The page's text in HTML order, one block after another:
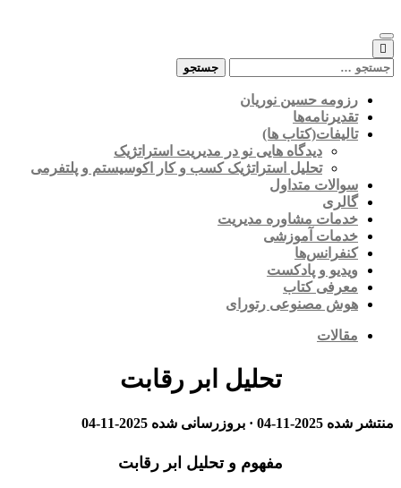
to
content
جستجو
رزومه حسین نوریان
تقدیرنامه‌ها
تالیفات(کتاب ها)
دیدگاه هایی نو در مدیریت استراتژیک
تحلیل استراتژیک کسب و کار اکوسیستم و پلتفرمی
سوالات متداول
گالری
خدمات مشاوره مدیریت
خدمات آموزشی
کنفرانس‌ها
ویدیو و پادکست
معرفی کتاب
هوش مصنوعی رتورای
مقالات
تحلیل ابر رقابت
منتشر شده 2025-11-04 · بروزرسانی شده 2025-11-04
مفهوم و تحلیل ابر رقابت